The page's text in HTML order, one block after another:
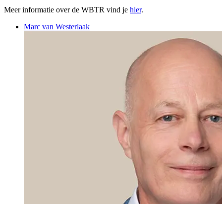
Meer informatie over de WBTR vind je hier.
Marc van Westerlaak